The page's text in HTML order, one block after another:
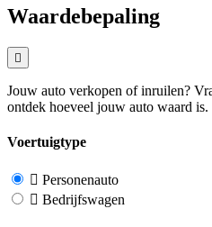
Waardebepaling
Jouw auto verkopen of inruilen?
ontdek hoeveel jouw auto waard is.
Voertuigtype
Personenauto
Bedrijfswagen